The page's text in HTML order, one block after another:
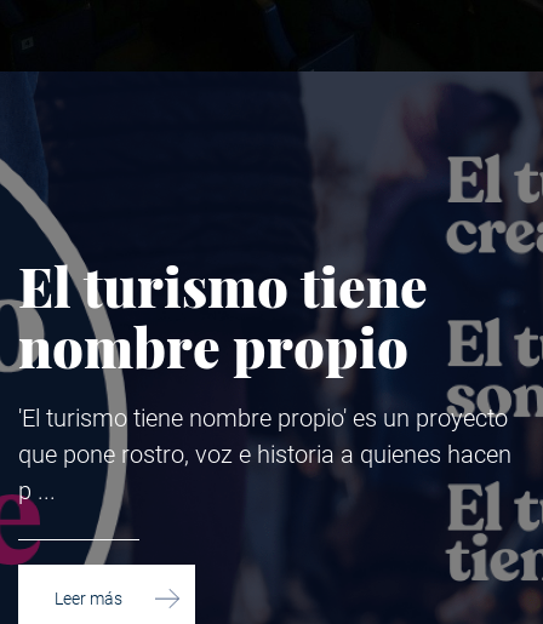
El turismo tiene
nombre propio
'El turismo tiene nombre propio' es un proyecto
que pone rostro, voz e historia a quienes hacen
p
Leer más